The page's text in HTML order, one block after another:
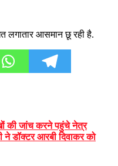
लगातार आसमान छू रही है.
की जांच करने पहुंचे नेत्र
डॉक्टर आरबी दिवाकर को